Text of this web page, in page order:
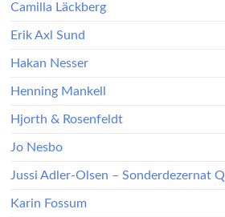
Camilla Läckberg
Erik Axl Sund
Hakan Nesser
Henning Mankell
Hjorth & Rosenfeldt
Jo Nesbo
Jussi Adler-Olsen – Sonderdezernat Q
Karin Fossum